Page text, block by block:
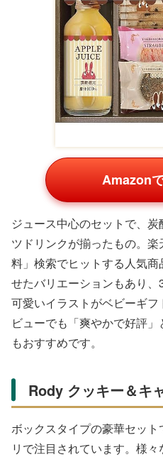
Amazon
ジュース中心のセットで、
ツドリンクが揃ったもの。
料」検索でヒットする人気
せたバリエーションもあり
可愛いイラストがベビーギ
ビューでも「爽やかで好評
もおすすめです。
Rody クッキー＆キ
ボックスタイプの豪華セッ
リで注目されています。様